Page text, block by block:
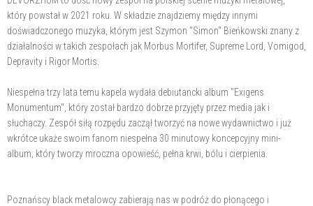
który powstał w 2021 roku. W składzie znajdziemy między innymi
doświadczonego muzyka, którym jest Szymon "Simon" Bieńkowski znany z
działalności w takich zespołach jak Morbus Mortifer, Supreme Lord, Vomigod,
Depravity i Rigor Mortis.
Niespełna trzy lata temu kapela wydała debiutancki album "Exigens
Monumentum", który został bardzo dobrze przyjęty przez media jak i
słuchaczy. Zespół siłą rozpędu zaczął tworzyć na nowe wydawnictwo i już
wkrótce ukaże swoim fanom niespełna 30 minutowy koncepcyjny mini-
album, który tworzy mroczna opowieść, pełna krwi, bólu i cierpienia.
Poznańscy black metalowcy zabierają nas w podróż do płonącego i